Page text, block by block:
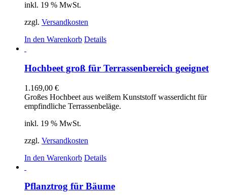
inkl. 19 % MwSt.
zzgl. Versandkosten
In den Warenkorb Details
Hochbeet groß für Terrassenbereich geeignet
1.169,00 €
Großes Hochbeet aus weißem Kunststoff wasserdicht für
empfindliche Terrassenbeläge.
inkl. 19 % MwSt.
zzgl. Versandkosten
In den Warenkorb Details
Pflanztrog für Bäume